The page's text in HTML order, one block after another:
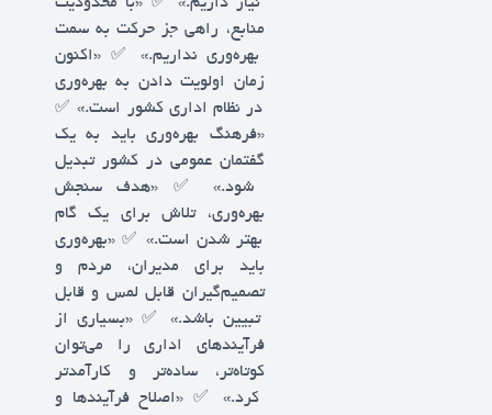
منابع، راهی جز حرکت به سمت
بهره‌وری نداریم.» ✅️ «اکنون
زمان اولویت دادن به بهره‌وری
در نظام اداری کشور است.» ✅️
«فرهنگ بهره‌وری باید به یک
گفتمان عمومی در کشور تبدیل
شود.» ✅️ «هدف سنجش
بهره‌وری، تلاش برای یک گام
بهتر شدن است.» ✅️ «بهره‌وری
باید برای مدیران، مردم و
تصمیم‌گیران قابل لمس و قابل
تبیین باشد.» ✅️ «بسیاری از
فرآیندهای اداری را می‌توان
کوتاه‌تر، ساده‌تر و کارآمدتر
کرد.» ✅️ «اصلاح فرآیندها و